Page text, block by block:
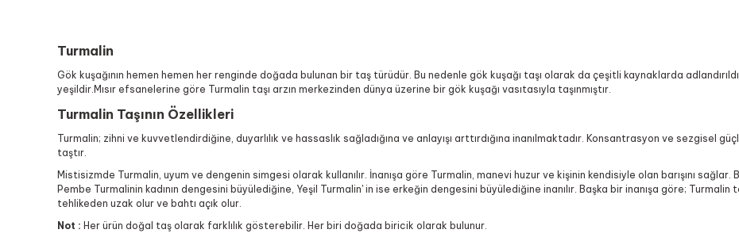
Turmalin
Gök kuşağının hemen hemen her renginde doğada bulunan bir taş türüdür. Bu nedenle gök kuşağı taşı olarak da çeşitli kaynaklarda
yeşildir.Mısır efsanelerine göre Turmalin taşı arzın merkezinden dünya üzerine bir gök kuşağı vasıtasıyla taşınmıştır.
Turmalin Taşının Özellikleri
Turmalin; zihni ve kuvvetlendirdiğine, duyarlılık ve hassaslık sağladığına ve anlayışı arttırdığına inanılmaktadır. Konsantrasyon ve
taştır.
Mistisizmde Turmalin, uyum ve dengenin simgesi olarak kullanılır. İnanışa göre Turmalin, manevi huzur ve kişinin kendisiyle olan barışını
Pembe Turmalinin kadının dengesini büyülediğine, Yeşil Turmalin' in ise erkeğin dengesini büyülediğine inanılır. Başka bir inanışa göre;
tehlikeden uzak olur ve bahtı açık olur.
Not : Her ürün doğal taş olarak farklılık gösterebilir. Her biri doğada biricik olarak bulunur.